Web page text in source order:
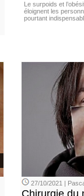
Le surpoids et
éloignent les
pourtant
27/10/2021 |
Chirurgie du